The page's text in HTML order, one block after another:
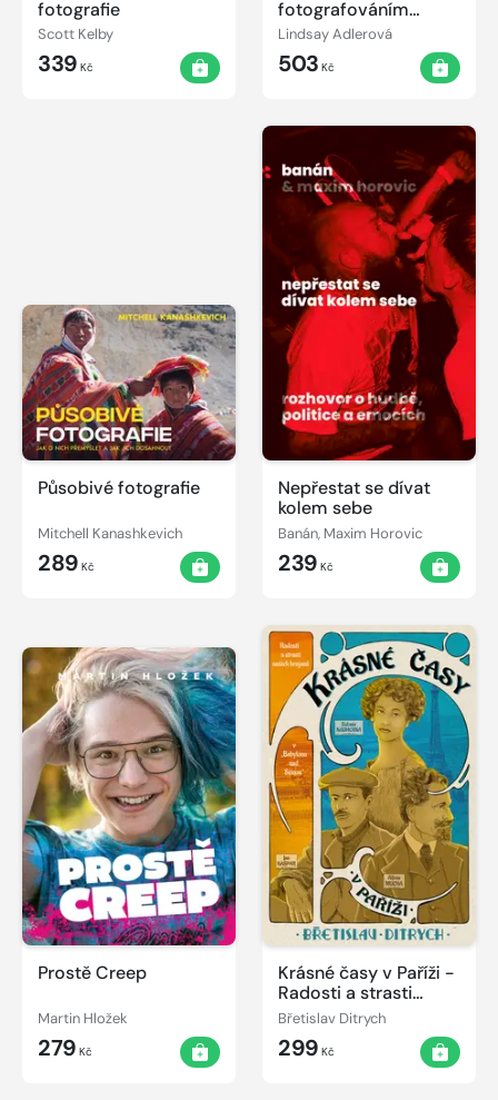
fotografie
Scott Kelby
339 Kč
fotografováním
portrétů a postav
Lindsay Adlerová
503 Kč
Působivé fotografie
Mitchell Kanashkevich
289 Kč
Nepřestat se dívat
kolem sebe
Banán, Maxim Horovic
239 Kč
Prostě Creep
Martin Hložek
279 Kč
Krásné časy v Paříži -
Radosti a strasti
našich krajanů v
„Babylonu nad
Seinou“
Břetislav Ditrych
299 Kč